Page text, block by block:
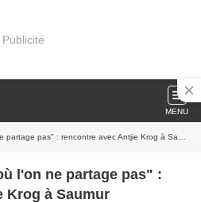
Publicité
MENU
pas" : rencontre avec Antjie Krog à Saumur
l'on ne partage pas" :
Krog à Saumur